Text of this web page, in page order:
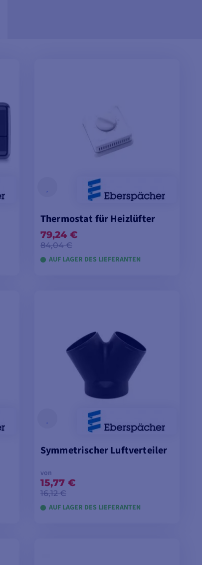
Thermostat für Heizlüfter
79,24 €
84,04 €
AUF LAGER DES LIEFERANTEN
Symmetrischer Luftverteiler
von
15,77 €
16,12 €
AUF LAGER DES LIEFERANTEN